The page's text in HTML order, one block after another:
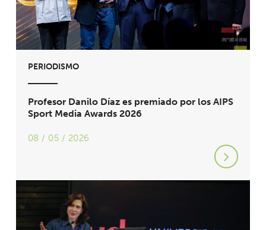
PERIODISMO
Profesor Danilo Díaz es premiado por los AIPS
Sport Media Awards 2026
08 / 05 / 2026